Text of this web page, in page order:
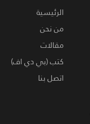
الرئيسية
من نحن
مقالات
كتب (بي دي اف)
اتصل بنا